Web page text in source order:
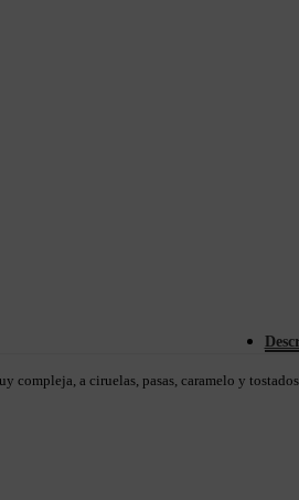
compleja, a ciruelas, pasas, caramelo y tostados.